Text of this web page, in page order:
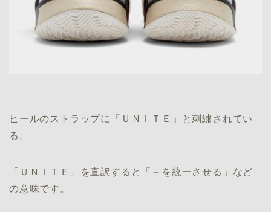
ヒールのストラップに「ＵＮＩＴＥ」と刺繍されてい
る。
「ＵＮＩＴＥ」を直訳すると「～を統一させる」など
の意味です。